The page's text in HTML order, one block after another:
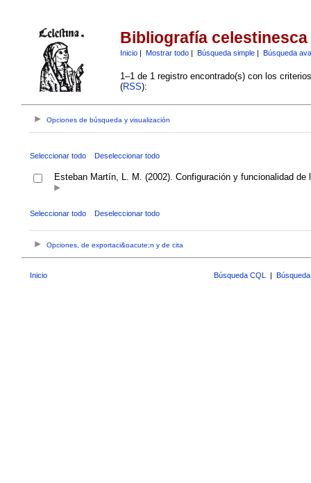
Bibliografía celestinesca
Inicio| Mostrar todo| Búsqueda simple| Búsqueda
1–1 de 1 registro encontrado(s) con los
(RSS):
Opciones de búsqueda y visualización
Seleccionar todo Deseleccionar todo
Esteban Martín, L. M. (2002). Configuración y funcionalidad
Seleccionar todo Deseleccionar todo
Opciones, de exportaci&oacute;n y de cita
Inicio Búsqueda CQL |